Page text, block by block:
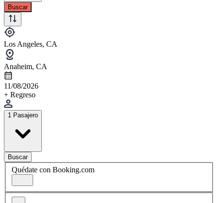
Buscar
Los Angeles, CA
Anaheim, CA
11/08/2026
+ Regreso
1 Pasajero
Buscar
Quédate con Booking.com